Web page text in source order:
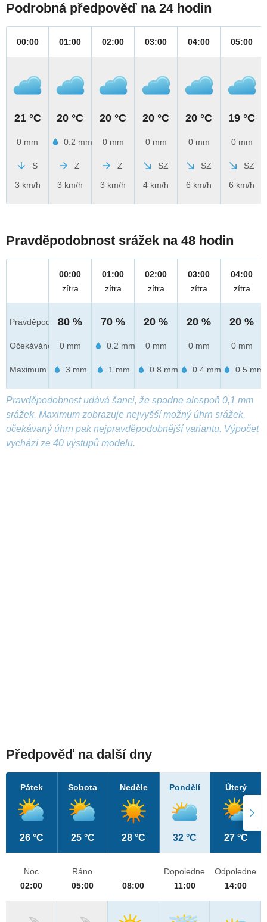
Podrobná předpověď na 24 hodin
00:00
21 °C
0 mm
S
3 km/h
01:00
20 °C
0.2 mm
Z
3 km/h
02:00
20 °C
0 mm
Z
3 km/h
03:00
20 °C
0 mm
SZ
4 km/h
04:00
20 °C
0 mm
SZ
6 km/h
05:00
19 °C
0 mm
SZ
6 km/h
Pravděpodobnost srážek na 48 hodin
Pravděpod.
Očekáváno
Maximum
00:00
zítra
80 %
0 mm
3 mm
01:00
zítra
70 %
0.2 mm
1 mm
02:00
zítra
20 %
0 mm
0.8 mm
03:00
zítra
20 %
0 mm
0.4 mm
04:00
zítra
20 %
0 mm
0.5 mm
Pravděpodobnost udává šanci, že spadne alespoň 0,1 mm
srážek. Maximum zobrazuje nejvyšší možný úhrn srážek,
očekávaný úhrn pak nejpravděpodobnější variantu. Výpočet
vychází ze 40 výstupů modelu.
Předpověď na další dny
Pátek
26 °C
Sobota
25 °C
Neděle
28 °C
Pondělí
32 °C
Úterý
27 °C
Noc
02:00
Ráno
05:00
08:00
Dopoledne
11:00
Odpoledne
14:00